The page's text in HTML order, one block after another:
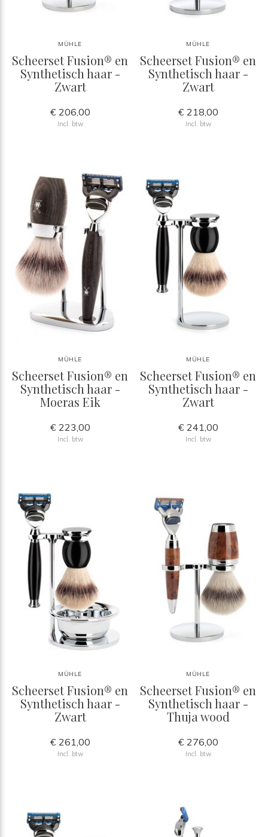
MÜHLE
Scheerset Fusion® en
Synthetisch haar -
Zwart
€ 206,00
Incl. btw
MÜHLE
Scheerset Fusion® en
Synthetisch haar -
Zwart
€ 218,00
Incl. btw
MÜHLE
Scheerset Fusion® en
Synthetisch haar -
Moeras Eik
€ 223,00
Incl. btw
MÜHLE
Scheerset Fusion® en
Synthetisch haar -
Zwart
€ 241,00
Incl. btw
MÜHLE
Scheerset Fusion® en
Synthetisch haar -
Zwart
€ 261,00
Incl. btw
MÜHLE
Scheerset Fusion® en
Synthetisch haar -
Thuja wood
€ 276,00
Incl. btw